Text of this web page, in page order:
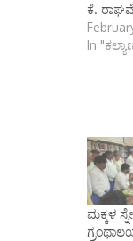
ಕೆ.
In
ಮಕ್ಕಳ